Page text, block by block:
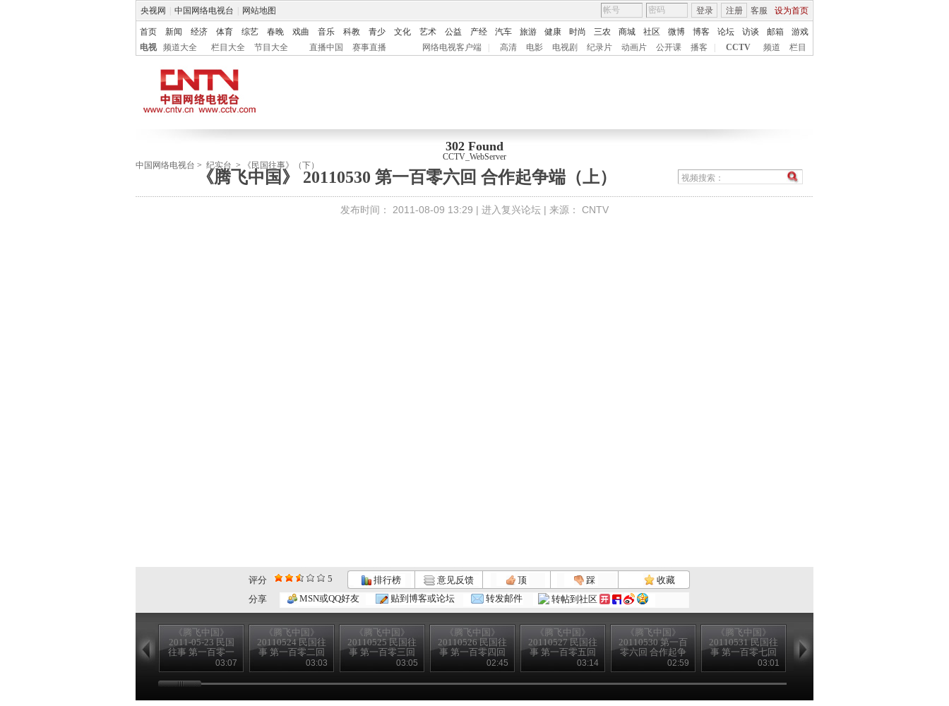
央视网 中国网络电视台 网站地图 客服 设为首页
登录 注册
首页 新闻 经济 体育 综艺 春晚 戏曲 音乐 科教 青少 文化 艺术 公益 产经 汽车 旅游 健康 时尚 三农 商城 社区 微博 博客 论坛 访谈 邮箱
游戏
电视
频道大全 栏目大全 节目大全 直播中国 赛事直播 网络电视客户端 高清 电影 电视剧 纪录片 动画片 公开课 播客 CCTV 频道 栏目
302 Found
CCTV_WebServer
中国网络电视台 > 纪实台 > 《民国往事》（下）
《腾飞中国》 20110530 第一百零六回 合作起争端（上）
发布时间： 2011-08-09 13:29 | 进入复兴论坛 | 来源： CNTV
评分 5 排行榜 意见反馈 顶 踩
收藏
分享
MSN或QQ好友 贴到博客或论坛 转发邮件 转帖到社区
《腾飞中国》
2011-05-23 民国
往事 第一百零一
03:07
《腾飞中国》
20110524 民国往
事 第一百零二回
中共的一大
（下）
03:03
《腾飞中国》
20110525 民国往
事 第一百零三回
海员大罢工03:05
《腾飞中国》
20110526 民国往
事 第一百零四回
电影的辉煌02:45
《腾飞中国》
20110527 民国往
事 第一百零五回
陈炯明叛变03:14
《腾飞中国》
20110530 第一百
零六回 合作起争
端（上）02:59
《腾飞中国》
20110531 民国往
事 第一百零七回
合作起争端
（下）
03:01
20110601 民国往
事 第一百零八回